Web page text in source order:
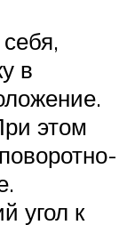
в
этом
угол к